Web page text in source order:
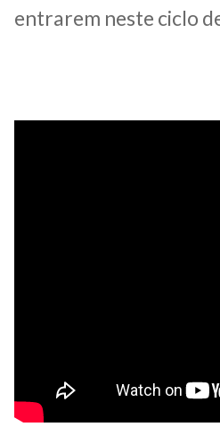
entrarem neste ciclo